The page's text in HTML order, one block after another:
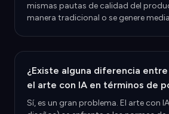
mismas pautas de calidad del
manera tradicional o se genere
¿Existe alguna diferencia
el arte con IA en términos de
Sí, es un gran problema. El arte con